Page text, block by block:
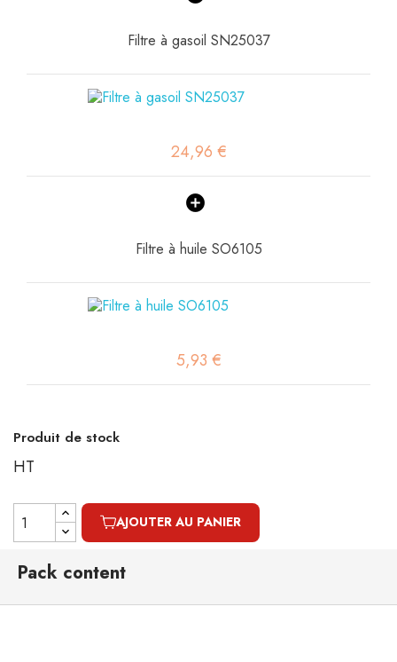
Filtre à gasoil SN25037
24,96 €
Filtre à huile SO6105
5,93 €
Produit de stock
HT
AJOUTER AU PANIER
Pack content